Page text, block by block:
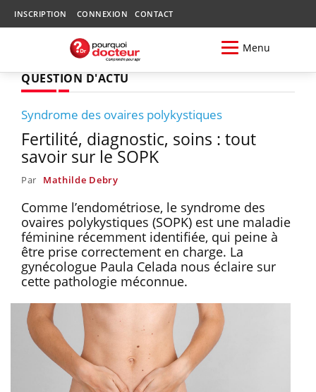
INSCRIPTION CONNEXION CONTACT
Menu
QUESTION D'ACTU
Syndrome des ovaires polykystiques
Fertilité, diagnostic, soins : tout
savoir sur le SOPK
Par Mathilde Debry
Comme l’endométriose, le syndrome des
ovaires polykystiques (SOPK) est une maladie
féminine récemment identifiée, qui peine à
être prise correctement en charge. La
gynécologue Paula Celada nous éclaire sur
cette pathologie méconnue.